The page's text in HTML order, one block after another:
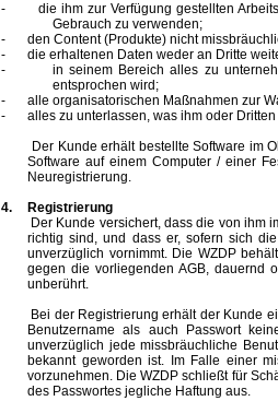
-
die ihm zur Verfügung gestellten
Gebrauch zu verwenden;
-
den Content (Produkte) nicht
-
die erhaltenen Daten weder an Dritte
-
in seinem Bereich alles zu
entsprochen wird;
-
alle organisatorischen Maßnahmen zur
-
alles zu unterlassen, was ihm oder
Der Kunde erhält bestellte Software im
Software auf einem Computer / einer
Neuregistrierung.
4.
Registrierung
Der Kunde versichert, dass die von ihm
richtig sind, und dass er, sofern sich
unverzüglich vornimmt. Die WZDP
gegen die vorliegenden AGB, dauernd
unberührt.
Bei der Registrierung erhält der Kunde
Benutzernameals auch Passwort
unverzüglich jede missbräuchliche
bekannt geworden ist. Im Falle einer
vorzunehmen. Die WZDP schließt für
des Passwortes jegliche Haftung aus.